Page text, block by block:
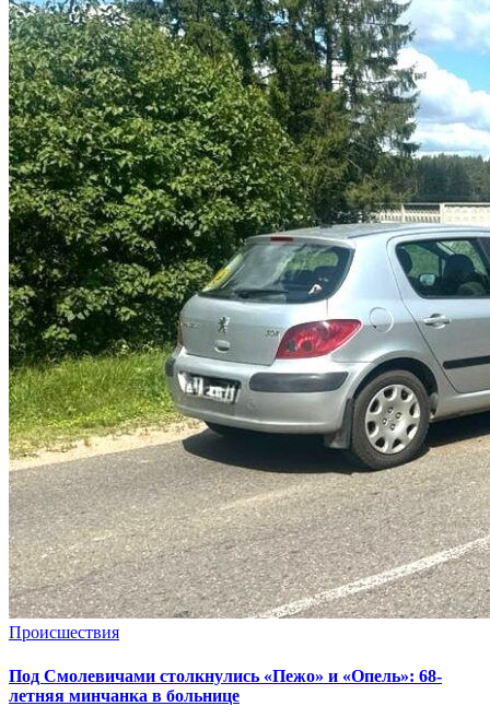
Происшествия
Под Смолевичами столкнулись «Пежо» и «Опель»: 68-
летняя минчанка в больнице